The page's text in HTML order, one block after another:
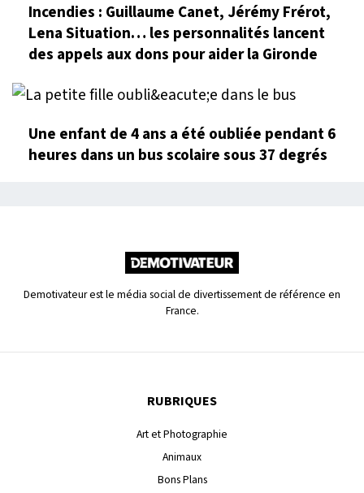
Incendies : Guillaume Canet, Jérémy Frérot,
Lena Situation… les personnalités lancent
des appels aux dons pour aider la Gironde
Une enfant de 4 ans a été oubliée pendant 6
heures dans un bus scolaire sous 37 degrés
Demotivateur est le média social de divertissement de référence en
France.
RUBRIQUES
Art et Photographie
Animaux
Bons Plans